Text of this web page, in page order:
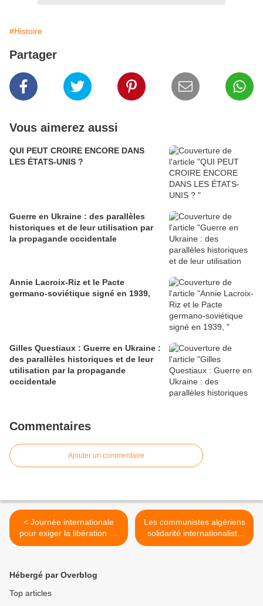
#Histoire
Partager
Vous aimerez aussi
QUI PEUT CROIRE ENCORE DANS
LES ÉTATS-UNIS ?
Guerre en Ukraine : des parallèles
historiques et de leur utilisation par
la propagande occidentale
Annie Lacroix-Riz et le Pacte
germano-soviétique signé en 1939,
Gilles Questiaux : Guerre en Ukraine :
des parallèles historiques et de leur
utilisation par la propagande
occidentale
Commentaires
Ajouter un commentaire
< Journée internationale
pour exiger la libération de
Georges Ibrahim Abdallah :
Les communistes algériens
solidarité internationaliste
avec les peuples et les
Hébergé par Overblog
Top articles